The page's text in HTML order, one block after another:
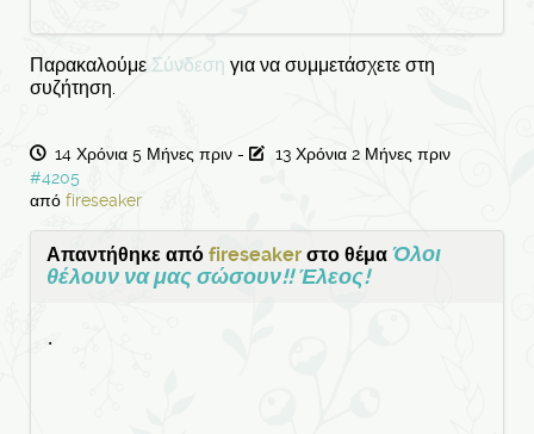
Παρακαλούμε Σύνδεση για να συμμετάσχετε στη
συζήτηση.
14 Χρόνια 5 Μήνες πριν -
13 Χρόνια 2 Μήνες πριν
#4205
από fireseaker
Απαντήθηκε από fireseaker στο θέμα Όλοι
θέλουν να μας σώσουν!! Έλεος!
.